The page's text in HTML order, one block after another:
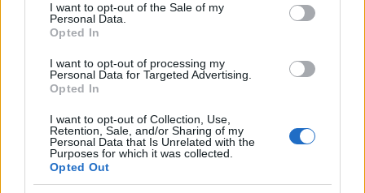
I want to opt-out of the Sale of my
Personal Data.
Opted In
I want to opt-out of processing my
Personal Data for Targeted Advertising.
Opted In
I want to opt-out of Collection, Use,
Retention, Sale, and/or Sharing of my
Personal Data that Is Unrelated with the
Purposes for which it was collected.
Opted Out
denuncia una “minaccia per la sicurezza” e bolla
come “illegale” la cooperazione militare tra
Pyongyang e Mosca. Con lui ha parlato il
presidente ucraino Volodymyr Zelensky . Per
diventando internazionale”, che si sta
“estendendo” oltre Russia e Ucraina. A
sottolineare la sfida regionale, il viaggio di